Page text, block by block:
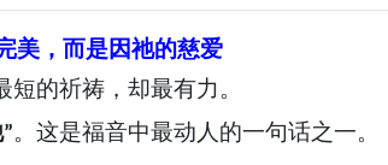
美，而是因祂的慈爱
短的祈祷，却最有力。
”。这是福音中最动人的一句话之一。